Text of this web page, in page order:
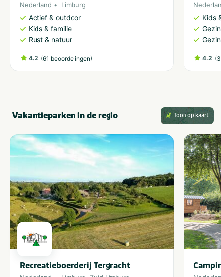
Nederland Limburg
Actief & outdoor
Kids & familie
Rust & natuur
4.2 (61 beoordelingen)
Kids
4.2 (
Vakantieparken in de regio Toon op kaart
Recreatieboerderij Tergracht